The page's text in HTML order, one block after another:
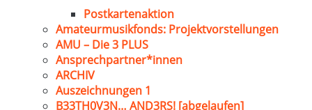
Postkartenaktion
Amateurmusikfonds: Projektvorstellungen
AMU – Die 3 PLUS
Ansprechpartner*innen
ARCHIV
Auszeichnungen 1
B33TH0V3N… AND3RS! [abgelaufen]